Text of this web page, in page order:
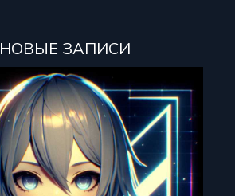
НОВЫЕ ЗАПИСИ